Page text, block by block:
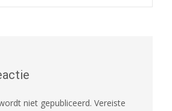
niet gepubliceerd. Vereiste